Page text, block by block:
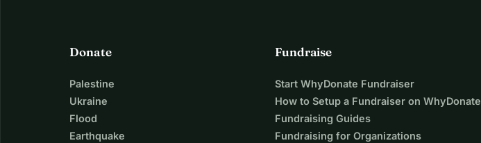
Donate
Palestine
Ukraine
Flood
Earthquake
Fundraise
Start WhyDonate Fundraiser
How to Setup a Fundraiser on WhyDonate
Fundraising Guides
Fundraising for Organizations